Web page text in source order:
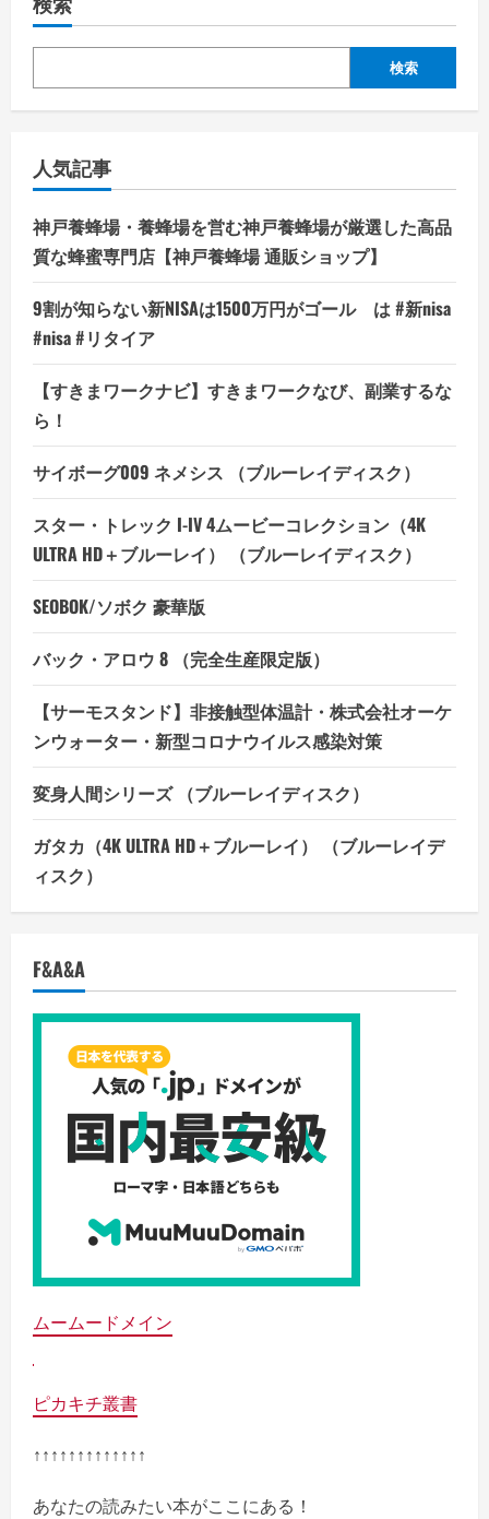
検索
人気記事
神戸養蜂場・養蜂場を営む神戸養蜂場が厳選した高品
質な蜂蜜専門店【神戸養蜂場 通販ショップ】
9割が知らない新NISAは1500万円がゴール は #新nisa
#nisa #リタイア
【すきまワークナビ】すきまワークなび、副業するな
ら！
サイボーグ009 ネメシス （ブルーレイディスク）
スター・トレック I-IV 4ムービーコレクション（4K
ULTRA HD＋ブルーレイ） （ブルーレイディスク）
SEOBOK/ソボク 豪華版
バック・アロウ 8 （完全生産限定版）
【サーモスタンド】非接触型体温計・株式会社オーケ
ンウォーター・新型コロナウイルス感染対策
変身人間シリーズ （ブルーレイディスク）
ガタカ（4K ULTRA HD＋ブルーレイ） （ブルーレイデ
ィスク）
F&A&A
ムームードメイン
ピカキチ叢書
↑↑↑↑↑↑↑↑↑↑↑↑↑
あなたの読みたい本がここにある！